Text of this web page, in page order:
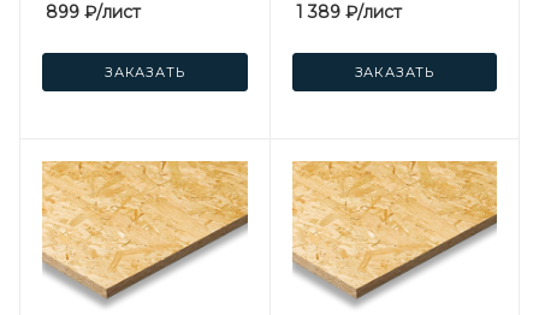
899 ₽/лист
ЗАКАЗАТЬ
1 389₽/лист
ЗАКАЗАТЬ